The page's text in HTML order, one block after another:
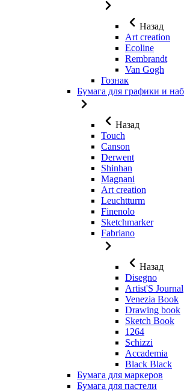
Назад
Art creation
Ecoline
Rembrandt
Van Gogh
Гознак
Бумага для графики и
Назад
Touch
Canson
Derwent
Shinhan
Magnani
Art creation
Leuchtturm
Finenolo
Sketchmarker
Fabriano
Назад
Disegno
Artist'S Journal
Venezia Book
Drawing book
Sketch Book
1264
Schizzi
Accademia
Black Black
Бумага для маркеров
Бумага для пастели